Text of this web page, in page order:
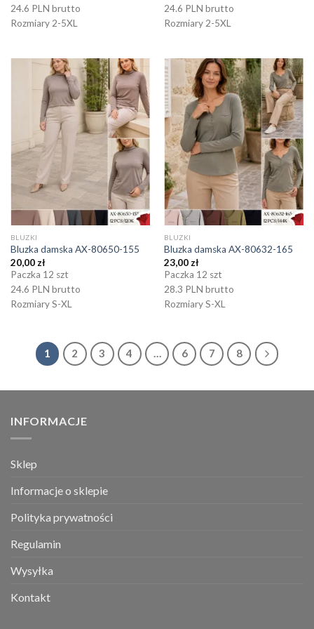
24.6 PLN brutto
Rozmiary 2-5XL
24.6 PLN brutto
Rozmiary 2-5XL
BLUZKI
Bluzka damska AX-80650-155
20,00 zł
Paczka 12 szt
24.6 PLN brutto
Rozmiary S-XL
BLUZKI
Bluzka damska AX-80632-165
23,00 zł
Paczka 12 szt
28.3 PLN brutto
Rozmiary S-XL
1 2 3 4 … 6 7 8
INFORMACJE
Sklep
Informacje o sklepie
Polityka prywatności
Regulamin
Wysyłka
Kontakt